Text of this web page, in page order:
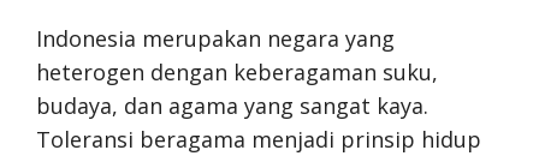
Indonesia merupakan negara yang
heterogen dengan keberagaman suku,
budaya, dan agama yang sangat kaya.
Toleransi beragama menjadi prinsip hidup